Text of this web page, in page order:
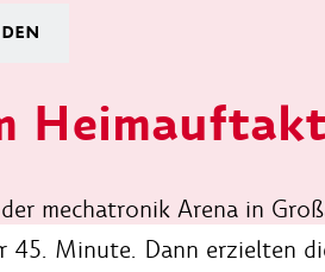
Heimauftakt
mechatronik Arena in
45. Minute. Dann erzielten